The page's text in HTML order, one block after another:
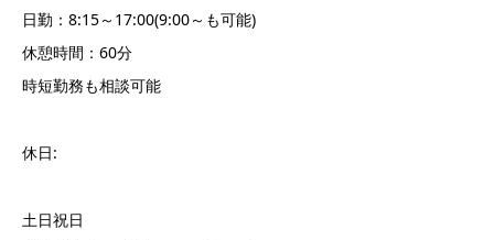
日勤：8:15～17:00(9:00～も可能)
休憩時間：60分
時短勤務も相談可能
休日:
土日祝日